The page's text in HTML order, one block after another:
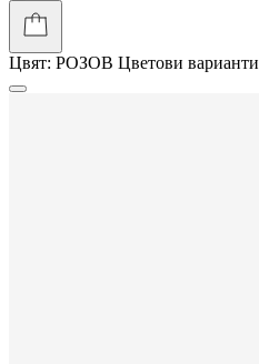
Цвят: РОЗОВ Цветови варианти